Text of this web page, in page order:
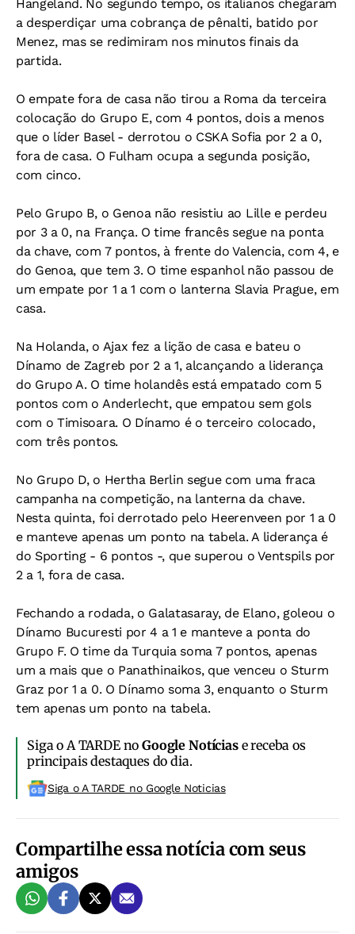
Hangeland. No segundo tempo, os italianos chegaram
a desperdiçar uma cobrança de pênalti, batido por
Menez, mas se redimiram nos minutos finais da
partida.
O empate fora de casa não tirou a Roma da terceira
colocação do Grupo E, com 4 pontos, dois a menos
que o líder Basel - derrotou o CSKA Sofia por 2 a 0,
fora de casa. O Fulham ocupa a segunda posição,
com cinco.
Pelo Grupo B, o Genoa não resistiu ao Lille e perdeu
por 3 a 0, na França. O time francês segue na ponta
da chave, com 7 pontos, à frente do Valencia, com 4, e
do Genoa, que tem 3. O time espanhol não passou de
um empate por 1 a 1 com o lanterna Slavia Prague, em
casa.
Na Holanda, o Ajax fez a lição de casa e bateu o
Dínamo de Zagreb por 2 a 1, alcançando a liderança
do Grupo A. O time holandês está empatado com 5
pontos com o Anderlecht, que empatou sem gols
com o Timisoara. O Dínamo é o terceiro colocado,
com três pontos.
No Grupo D, o Hertha Berlin segue com uma fraca
campanha na competição, na lanterna da chave.
Nesta quinta, foi derrotado pelo Heerenveen por 1 a 0
e manteve apenas um ponto na tabela. A liderança é
do Sporting - 6 pontos -, que superou o Ventspils por
2 a 1, fora de casa.
Fechando a rodada, o Galatasaray, de Elano, goleou o
Dínamo Bucuresti por 4 a 1 e manteve a ponta do
Grupo F. O time da Turquia soma 7 pontos, apenas
um a mais que o Panathinaikos, que venceu o Sturm
Graz por 1 a 0. O Dínamo soma 3, enquanto o Sturm
tem apenas um ponto na tabela.
Siga o A TARDE noGoogle Notíciase receba os
principais destaques do dia.
Siga o A TARDE no Google Noticias
Compartilhe essa notícia com seus
amigos